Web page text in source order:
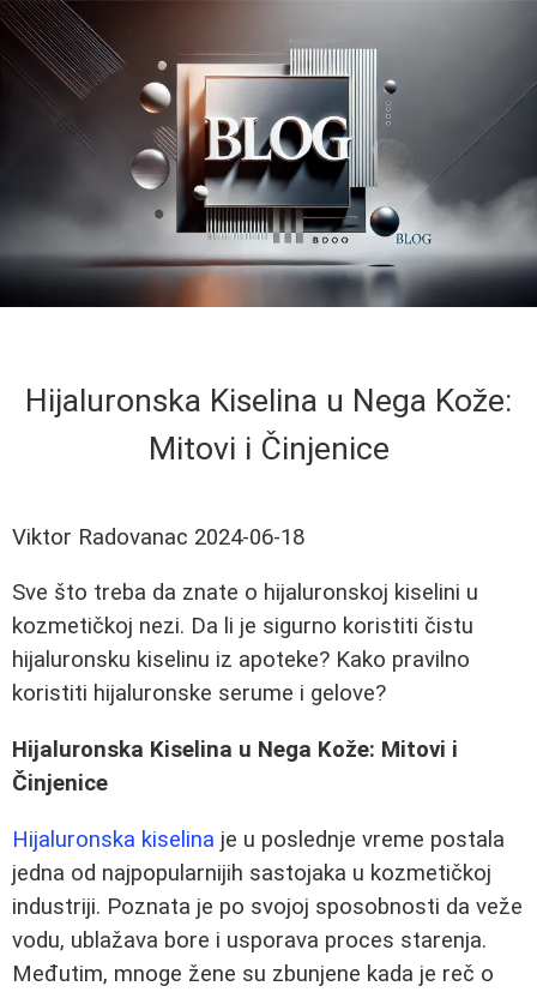
Hijaluronska Kiselina u Nega Kože:
Mitovi i Činjenice
Viktor Radovanac 2024-06-18
Sve što treba da znate o hijaluronskoj kiselini u
kozmetičkoj nezi. Da li je sigurno koristiti čistu
hijaluronsku kiselinu iz apoteke? Kako pravilno
koristiti hijaluronske serume i gelove?
Hijaluronska Kiselina u Nega Kože: Mitovi i
Činjenice
Hijaluronska kiselina je u poslednje vreme postala
jedna od najpopularnijih sastojaka u kozmetičkoj
industriji. Poznata je po svojoj sposobnosti da veže
vodu, ublažava bore i usporava proces starenja.
Međutim, mnoge žene su zbunjene kada je reč o